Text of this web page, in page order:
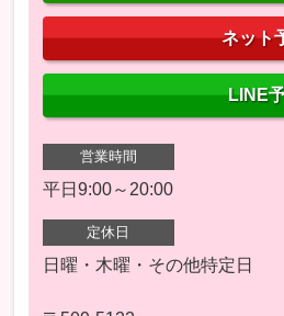
ネット
LINE
営業時間
平日9:00～20:00
定休日
日曜・木曜・その他特定日